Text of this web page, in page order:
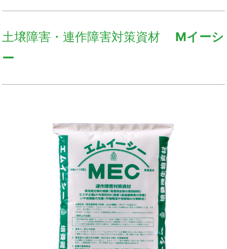
土壌障害・連作障害対策資材
Mイーシ
ー